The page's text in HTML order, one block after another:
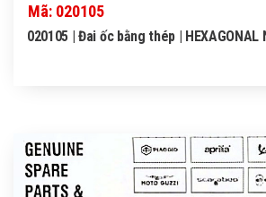
Mã: 020105
020105 | Đai ốc bằng thép | HEXAGONAL